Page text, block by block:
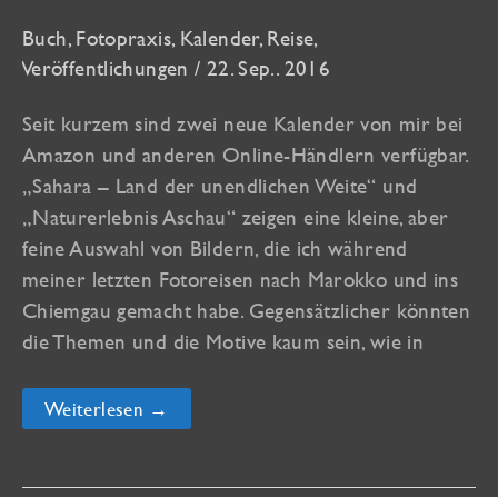
Buch, Fotopraxis, Kalender, Reise,
Veröffentlichungen / 22. Sep.. 2016
Seit kurzem sind zwei neue Kalender von mir bei
Amazon und anderen Online-Händlern verfügbar.
„Sahara – Land der unendlichen Weite“ und
„Naturerlebnis Aschau“ zeigen eine kleine, aber
feine Auswahl von Bildern, die ich während
meiner letzten Fotoreisen nach Marokko und ins
Chiemgau gemacht habe. Gegensätzlicher könnten
die Themen und die Motive kaum sein, wie in
Zwei
neue
neues
Weiterlesen →